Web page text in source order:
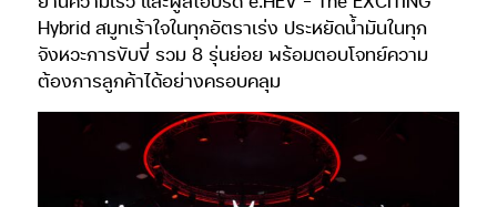
Hybrid สมูทเร้าใจในทุกอัตราเร่ง ประหยัดน้ำมันในทุก
จังหวะการขับขี่ รวม 8 รุ่นย่อย พร้อมตอบโจทย์ความ
ต้องการลูกค้าได้อย่างครอบคลุม